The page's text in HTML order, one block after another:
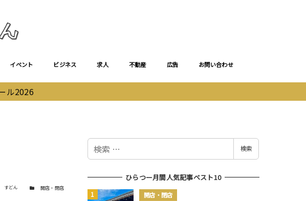
イベント ビジネス 求人 不動産 広告 お問い合わせ
ル2026
すどん カテゴリー開店・閉店
検
検索
ひらつー月間人気記事ベスト10
開店・閉店